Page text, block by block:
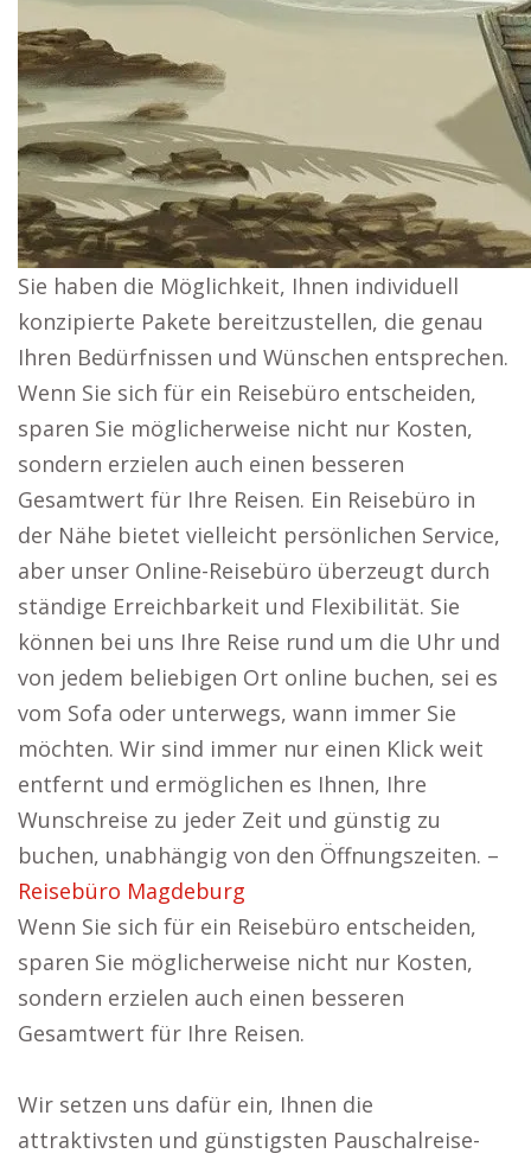
Sie haben die Möglichkeit, Ihnen individuell
konzipierte Pakete bereitzustellen, die genau
Ihren Bedürfnissen und Wünschen entsprechen.
Wenn Sie sich für ein Reisebüro entscheiden,
sparen Sie möglicherweise nicht nur Kosten,
sondern erzielen auch einen besseren
Gesamtwert für Ihre Reisen. Ein Reisebüro in
der Nähe bietet vielleicht persönlichen Service,
aber unser Online-Reisebüro überzeugt durch
ständige Erreichbarkeit und Flexibilität. Sie
können bei uns Ihre Reise rund um die Uhr und
von jedem beliebigen Ort online buchen, sei es
vom Sofa oder unterwegs, wann immer Sie
möchten. Wir sind immer nur einen Klick weit
entfernt und ermöglichen es Ihnen, Ihre
Wunschreise zu jeder Zeit und günstig zu
buchen, unabhängig von den Öffnungszeiten. –
Reisebüro Magdeburg
Wenn Sie sich für ein Reisebüro entscheiden,
sparen Sie möglicherweise nicht nur Kosten,
sondern erzielen auch einen besseren
Gesamtwert für Ihre Reisen.
Wir setzen uns dafür ein, Ihnen die
attraktivsten und günstigsten Pauschalreise-